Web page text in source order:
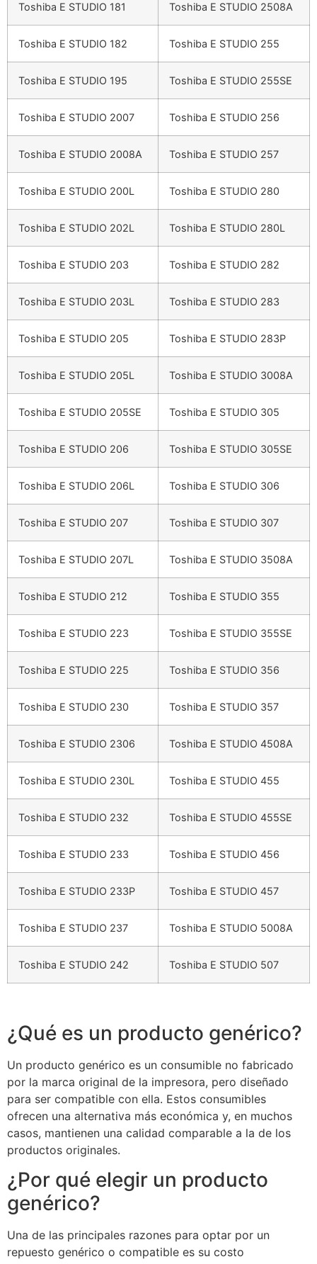
Toshiba E STUDIO 181 Toshiba E STUDIO 2508A
Toshiba E STUDIO 182 Toshiba E STUDIO 255
Toshiba E STUDIO 195 Toshiba E STUDIO 255SE
Toshiba E STUDIO 2007 Toshiba E STUDIO 256
Toshiba E STUDIO 2008A Toshiba E STUDIO 257
Toshiba E STUDIO 200L Toshiba E STUDIO 280
Toshiba E STUDIO 202L Toshiba E STUDIO 280L
Toshiba E STUDIO 203 Toshiba E STUDIO 282
Toshiba E STUDIO 203L Toshiba E STUDIO 283
Toshiba E STUDIO 205 Toshiba E STUDIO 283P
Toshiba E STUDIO 205L Toshiba E STUDIO 3008A
Toshiba E STUDIO 205SE Toshiba E STUDIO 305
Toshiba E STUDIO 206 Toshiba E STUDIO 305SE
Toshiba E STUDIO 206L Toshiba E STUDIO 306
Toshiba E STUDIO 207 Toshiba E STUDIO 307
Toshiba E STUDIO 207L Toshiba E STUDIO 3508A
Toshiba E STUDIO 212 Toshiba E STUDIO 355
Toshiba E STUDIO 223 Toshiba E STUDIO 355SE
Toshiba E STUDIO 225 Toshiba E STUDIO 356
Toshiba E STUDIO 230 Toshiba E STUDIO 357
Toshiba E STUDIO 2306 Toshiba E STUDIO 4508A
Toshiba E STUDIO 230L Toshiba E STUDIO 455
Toshiba E STUDIO 232 Toshiba E STUDIO 455SE
Toshiba E STUDIO 233 Toshiba E STUDIO 456
Toshiba E STUDIO 233P Toshiba E STUDIO 457
Toshiba E STUDIO 237 Toshiba E STUDIO 5008A
Toshiba E STUDIO 242 Toshiba E STUDIO 507
¿Qué es un producto genérico?
Un producto genérico es un consumible no fabricado
por la marca original de la impresora, pero diseñado
para ser compatible con ella. Estos consumibles
ofrecen una alternativa más económica y, en muchos
casos, mantienen una calidad comparable a la de los
productos originales.
¿Por qué elegir un producto
genérico?
Una de las principales razones para optar por un
repuesto genérico o compatible es su costo